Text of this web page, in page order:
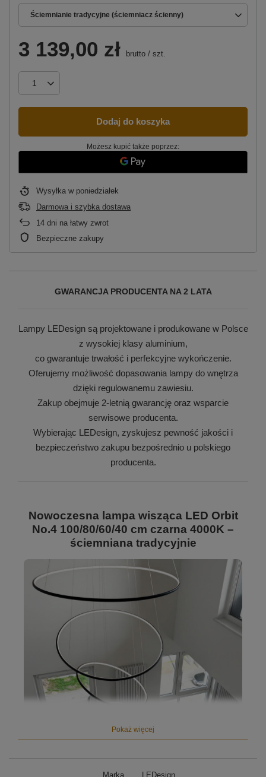
Ściemnianie tradycyjne (ściemniacz ścienny)
3 139,00 zł brutto / szt.
Dodaj do koszyka
Możesz kupić także poprzez:
Wysyłka w poniedziałek
Darmowa i szybka dostawa
14 dni na łatwy zwrot
Bezpieczne zakupy
GWARANCJA PRODUCENTA NA 2 LATA
Lampy LEDesign są projektowane i produkowane w Polsce
z wysokiej klasy aluminium,
co gwarantuje trwałość i perfekcyjne wykończenie.
Oferujemy możliwość dopasowania lampy do wnętrza
dzięki regulowanemu zawiesiu.
Zakup obejmuje 2-letnią gwarancję oraz wsparcie
serwisowe producenta.
Wybierając LEDesign, zyskujesz pewność jakości i
bezpieczeństwo zakupu bezpośrednio u polskiego
producenta.
Nowoczesna lampa wisząca LED Orbit
No.4 100/80/60/40 cm czarna 4000K –
ściemniana tradycyjnie
Pokaż więcej
Marka LEDesign